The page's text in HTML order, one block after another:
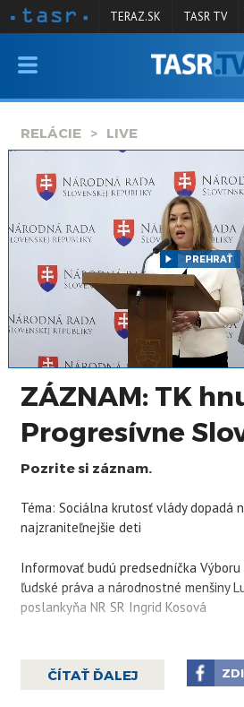
VYSIELANIE
SPRAVODAJSTVO
KONTAKT
ARCHÍV
TERAZ.SK TASR TV
RELÁCIE LIVE
PREHRAŤ
ZÁZNAM: TK
Progresívne
Pozrite si záznam.
Téma: Sociálna krutosť vlády dopadá
najzraniteľnejšie deti
Informovať budú predsedníčka Výboru
ľudské práva a národnostné menšiny
poslankyňa NR SR Ingrid Kosová
ČÍTAŤ ĎALEJ